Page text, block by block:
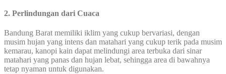
2. Perlindungan dari Cuaca
Bandung Barat memiliki iklim yang cukup bervariasi, dengan
musim hujan yang intens dan matahari yang cukup terik pada musim
kemarau, kanopi kain dapat melindungi area terbuka dari sinar
matahari yang panas dan hujan lebat, sehingga area di bawahnya
tetap nyaman untuk digunakan.